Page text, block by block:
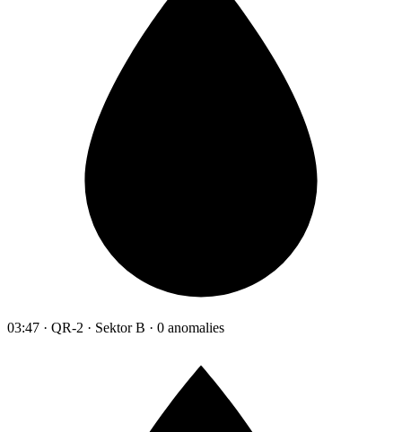
03:47 · QR-2 · Sektor B · 0 anomalies